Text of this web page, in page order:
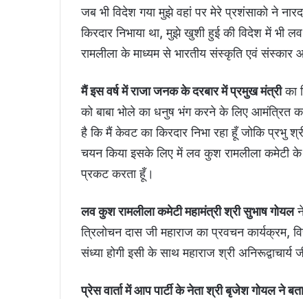
जब भी विदेश गया मुझे वहां पर मेरे प्रशंसाको ने
किरदार निभाया था, मुझे खुशी हुई की विदेश में भी
रामलीला के माध्यम से भारतीय संस्कृति एवं संस्कार
मैं इस वर्ष में राजा जनक के दरबार में प्रमुख मंत्रीका
को बाबा भोले का धनुष भंग करने के लिए आमंत्रित
है कि मैं केवट का किरदार निभा रहा हूँ जोकि प्रभु
चयन किया इसके लिए में लव कुश रामलीला कमेटी के
प्रकट करता हूँ।
लव कुश रामलीला कमेटी महामंत्री श्री सुभाष गोयलने
त्रिलोचन दास जी महाराज का प्रवचन कार्यक्रम,
संध्या होगी इसी के साथ महाराज श्री
प्रेस वार्ता में आप पार्टी के नेता श्री बृजेश गोयल ने